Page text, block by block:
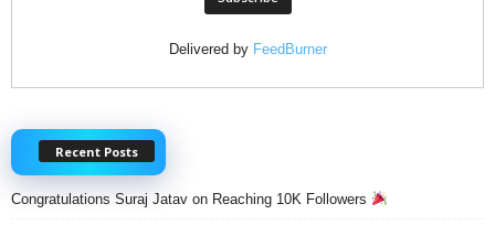
Delivered by FeedBurner
Recent Posts
Congratulations Suraj Jatav on Reaching 10K Followers